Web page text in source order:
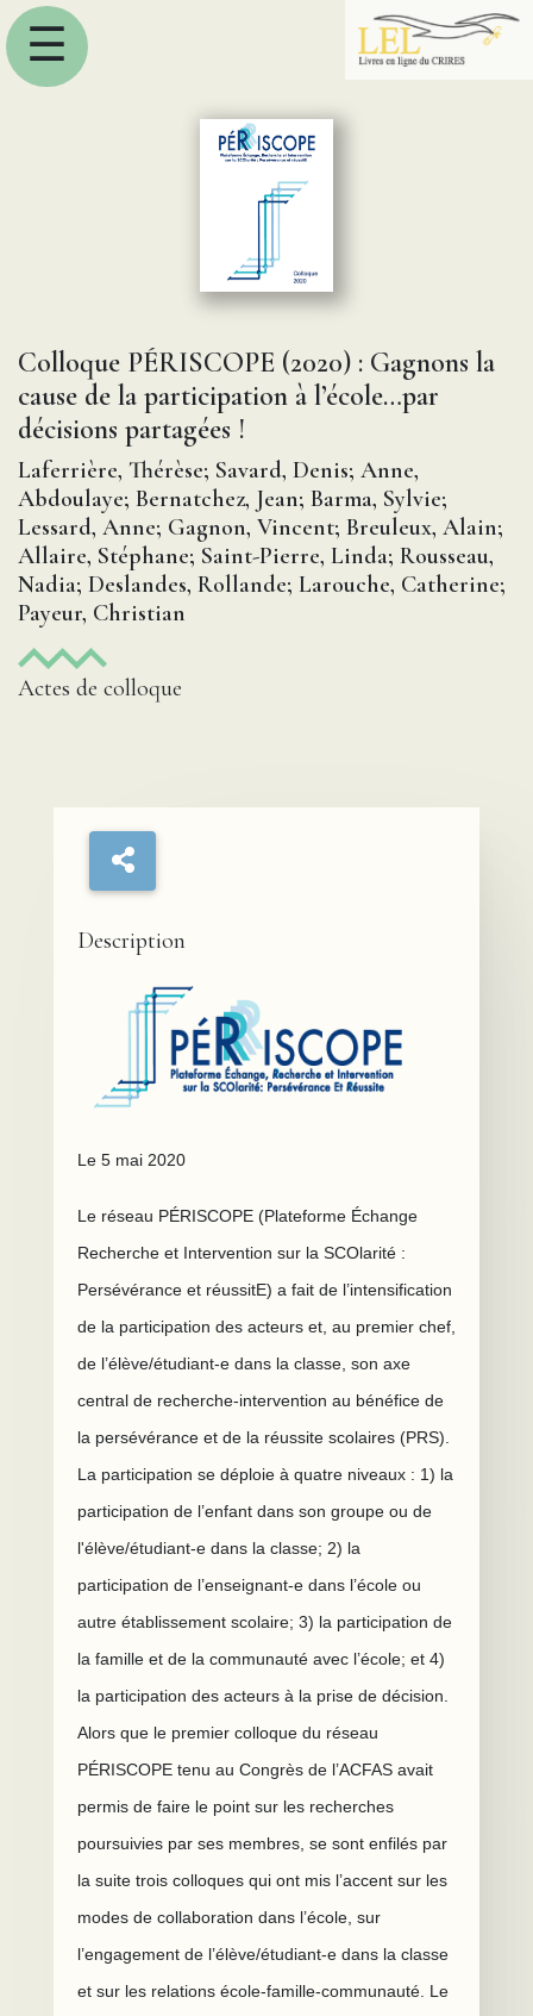
☰
Colloque PÉRISCOPE (2020) : Gagnons la
cause de la participation à l’école…par
décisions partagées !
Laferrière, Thérèse; Savard, Denis; Anne,
Abdoulaye; Bernatchez, Jean; Barma, Sylvie;
Lessard, Anne; Gagnon, Vincent; Breuleux, Alain;
Allaire, Stéphane; Saint-Pierre, Linda; Rousseau,
Nadia; Deslandes, Rollande; Larouche, Catherine;
Payeur, Christian
Actes de colloque
Description
Le 5 mai 2020
Le réseau PÉRISCOPE (Plateforme Échange
Recherche et Intervention sur la SCOlarité :
Persévérance et réussitE) a fait de l’intensification
de la participation des acteurs et, au premier chef,
de l’élève/étudiant-e dans la classe, son axe
central de recherche-intervention au bénéfice de
la persévérance et de la réussite scolaires (PRS).
La participation se déploie à quatre niveaux : 1) la
participation de l’enfant dans son groupe ou de
l'élève/étudiant-e dans la classe; 2) la
participation de l’enseignant-e dans l’école ou
autre établissement scolaire; 3) la participation de
la famille et de la communauté avec l’école; et 4)
la participation des acteurs à la prise de décision.
Alors que le premier colloque du réseau
PÉRISCOPE tenu au Congrès de l’ACFAS avait
permis de faire le point sur les recherches
poursuivies par ses membres, se sont enfilés par
la suite trois colloques qui ont mis l’accent sur les
modes de collaboration dans l’école, sur
l’engagement de l’élève/étudiant-e dans la classe
et sur les relations école-famille-communauté. Le